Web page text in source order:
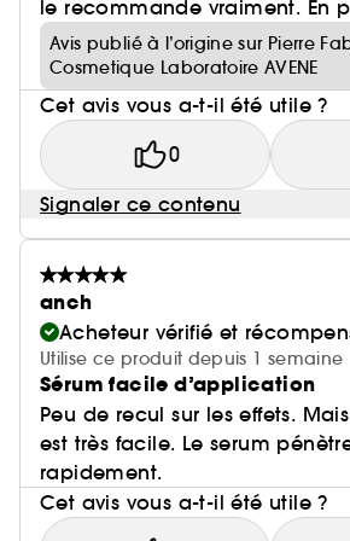
le recommande vraiment. En
Avis publié à l’origine sur Pierre
Cosmetique Laboratoire AVENE
Cet avis vous a-t-il été utile ?
0
Signaler ce contenu
anch
Acheteur vérifié et
Utilise ce produit depuis 1 semaine
Sérum facile d’application
Peu de recul sur les effets.
est très facile. Le serum
rapidement.
Cet avis vous a-t-il été utile ?